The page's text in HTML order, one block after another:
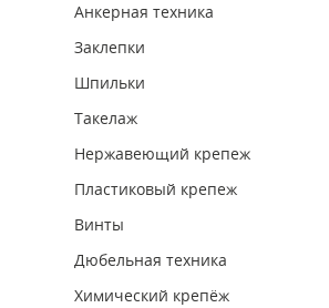
Анкерная техника
Заклепки
Шпильки
Такелаж
Нержавеющий крепеж
Пластиковый крепеж
Винты
Дюбельная техника
Химический крепёж